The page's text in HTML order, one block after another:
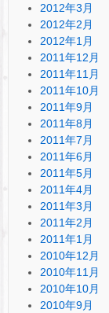
2012年3月
2012年2月
2012年1月
2011年12月
2011年11月
2011年10月
2011年9月
2011年8月
2011年7月
2011年6月
2011年5月
2011年4月
2011年3月
2011年2月
2011年1月
2010年12月
2010年11月
2010年10月
2010年9月